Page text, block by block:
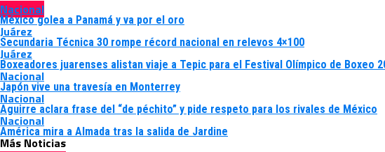
Nacional
México golea a Panamá y va por el oro
Juárez
Secundaria Técnica 30 rompe récord nacional en relevos 4×100
Juárez
Boxeadores juarenses alistan viaje a Tepic para el Festival Olímpico de Boxeo
Nacional
Japón vive una travesía en Monterrey
Nacional
Aguirre aclara frase del “de péchito” y pide respeto para los rivales de México
Nacional
América mira a Almada tras la salida de Jardine
Más Noticias